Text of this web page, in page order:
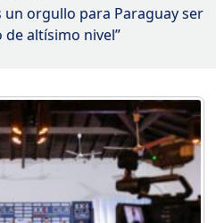
un orgullo para Paraguay ser
altísimo nivel”